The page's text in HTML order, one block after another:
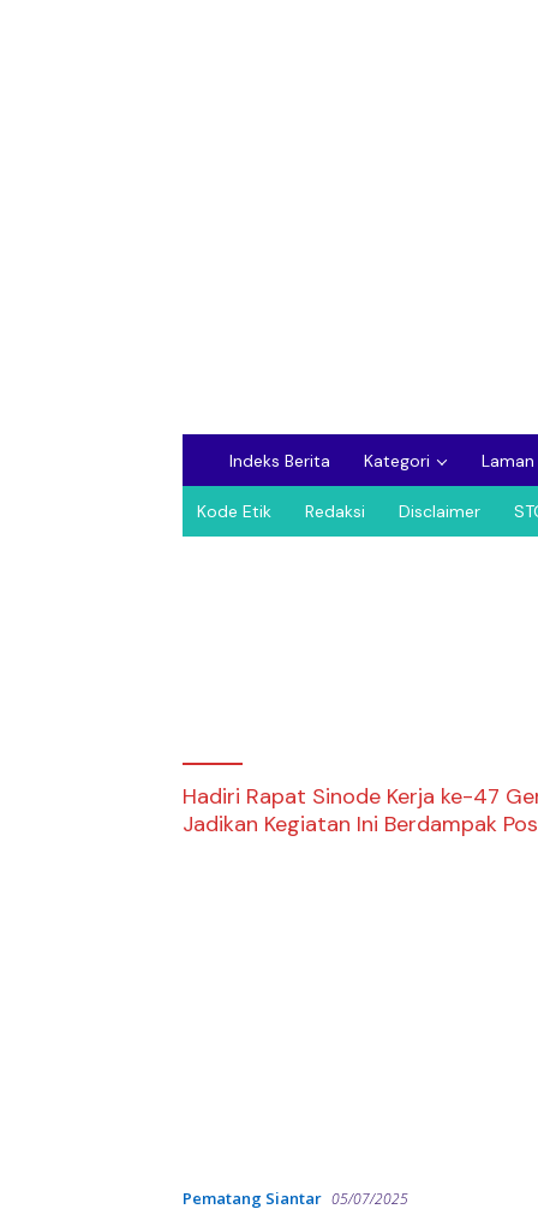
Indeks Berita Kategori Laman
Kode Etik Redaksi Disclaimer
Hadiri Rapat Sinode Kerja ke-47
Jadikan Kegiatan Ini Berdampak
Pematang Siantar 05/07/2025